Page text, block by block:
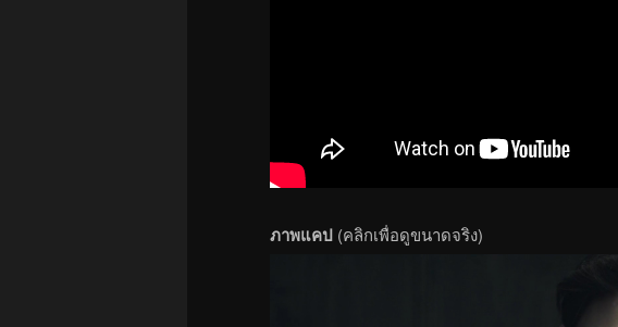
ภาพแคป (คลิกเพื่อดูขนาดจริง)